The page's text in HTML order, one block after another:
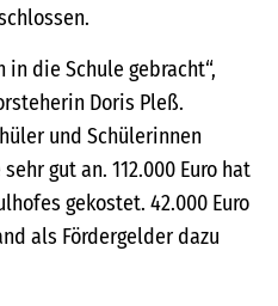
in die Schule gebracht“,
Doris Pleß.
und Schülerinnen
gut an. 112.000 Euro hat
gekostet. 42.000 Euro
als Fördergelder dazu